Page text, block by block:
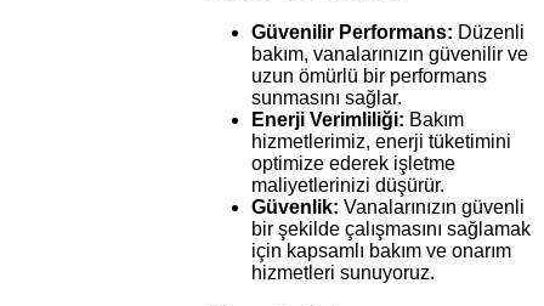
Güvenilir Performans: Düzenli
bakım, vanalarınızın güvenilir ve
uzun ömürlü bir performans
sunmasını sağlar.
Enerji Verimliliği: Bakım
hizmetlerimiz, enerji tüketimini
optimize ederek işletme
maliyetlerinizi düşürür.
Güvenlik: Vanalarınızın güvenli
bir şekilde çalışmasını sağlamak
için kapsamlı bakım ve onarım
hizmetleri sunuyoruz.